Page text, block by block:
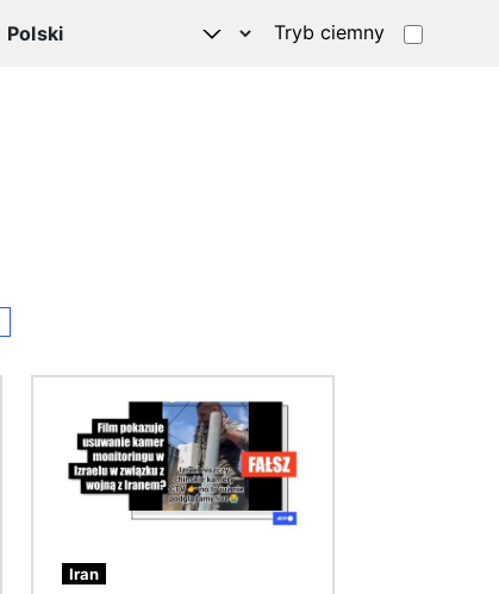
Tryb ciemny
Iran